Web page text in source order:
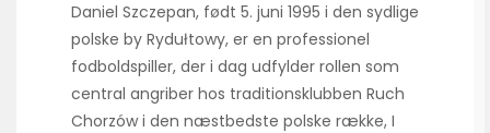
Daniel Szczepan, født 5. juni 1995 i den sydlige
polske by Rydułtowy, er en professionel
fodboldspiller, der i dag udfylder rollen som
central angriber hos traditionsklubben Ruch
Chorzów i den næstbedste polske række, I